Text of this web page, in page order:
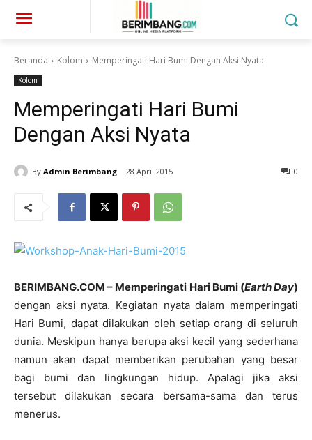
Beranda Kolom Memperingati Hari Bumi Dengan Aksi Nyata
Kolom
Memperingati Hari Bumi
Dengan Aksi Nyata
By Admin Berimbang 28 April 2015 0
BERIMBANG.COM – Memperingati Hari Bumi (Earth Day)
dengan aksi nyata. Kegiatan nyata dalam memperingati
Hari Bumi, dapat dilakukan oleh setiap orang di seluruh
dunia. Meskipun hanya berupa aksi kecil yang sederhana
namun akan dapat memberikan perubahan yang besar
bagi bumi dan lingkungan hidup. Apalagi jika aksi
tersebut dilakukan secara bersama-sama dan terus
menerus.